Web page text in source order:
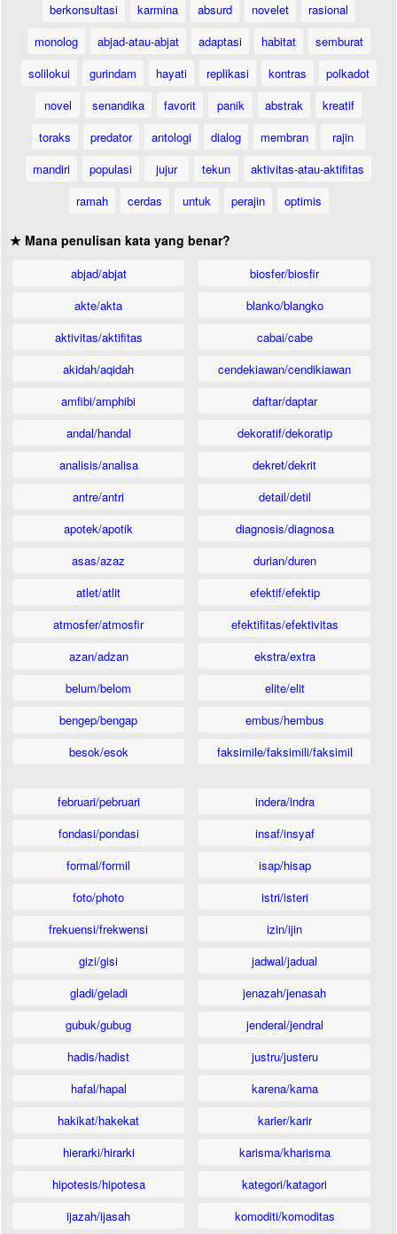
berkonsultasi
karmina absurd novelet
rasional
monolog
abjad-atau-abjat adaptasi habitat
semburat
solilokui
gurindam hayati replikasi kontras
polkadot
novel
senandika favorit panik abstrak
kreatif
toraks
predator antologi dialog membran
rajin
mandiri
populasi jujur tekun
aktivitas-atau-aktifitas
ramah
cerdas untuk perajin optimis
★ Mana penulisan kata yang benar?
abjad/abjat
akte/akta
aktivitas/aktifitas
akidah/aqidah
amfibi/amphibi
andal/handal
analisis/analisa
antre/antri
apotek/apotik
asas/azaz
atlet/atlit
atmosfer/atmosfir
azan/adzan
belum/belom
bengep/bengap
besok/esok
biosfer/biosfir
blanko/blangko
cabai/cabe
cendekiawan/cendikiawan
daftar/daptar
dekoratif/dekoratip
dekret/dekrit
detail/detil
diagnosis/diagnosa
durian/duren
efektif/efektip
efektifitas/efektivitas
ekstra/extra
elite/elit
embus/hembus
faksimile/faksimili/faksimil
februari/pebruari
fondasi/pondasi
formal/formil
foto/photo
frekuensi/frekwensi
gizi/gisi
gladi/geladi
gubuk/gubug
hadis/hadist
hafal/hapal
hakikat/hakekat
hierarki/hirarki
hipotesis/hipotesa
ijazah/ijasah
indera/indra
insaf/insyaf
isap/hisap
istri/isteri
izin/ijin
jadwal/jadual
jenazah/jenasah
jenderal/jendral
justru/justeru
karena/karna
karier/karir
karisma/kharisma
kategori/katagori
komoditi/komoditas